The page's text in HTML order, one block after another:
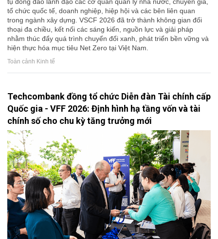
tụ đông đảo lãnh đạo các cơ quan quản lý nhà nước, chuyên gia,
tổ chức quốc tế, doanh nghiệp, hiệp hội và các bên liên quan
trong ngành xây dựng. VSCF 2026 đã trở thành không gian đối
thoại đa chiều, kết nối các sáng kiến, nguồn lực và giải pháp
nhằm thúc đẩy quá trình chuyển đổi xanh, phát triển bền vững và
hiện thực hóa mục tiêu Net Zero tại Việt Nam.
Toàn cảnh Kinh tế
Techcombank đồng tổ chức Diễn đàn Tài chính cấp
Quốc gia - VFF 2026: Định hình hạ tầng vốn và tài
chính số cho chu kỳ tăng trưởng mới